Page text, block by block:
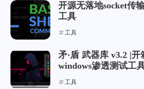
开源无落地socket传
工具
工具
矛·盾 武器库 v3.2 |开
windows渗透测试工
工具